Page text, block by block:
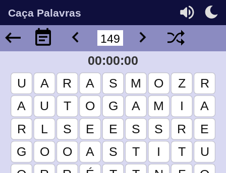
Caça Palavras
00:00:00